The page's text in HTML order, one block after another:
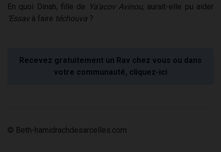
En quoi Dinah, fille de Ya'acov Avinou, aurait-elle pu aider
'Essavà faire téchouva ?
Recevez gratuitement un Rav chez vous ou dans
votre communauté, cliquez-ici
© Beth-hamidrachdesarcelles.com